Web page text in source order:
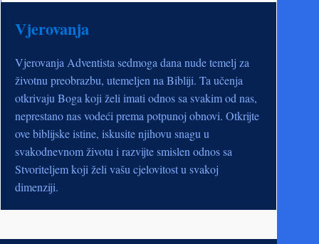
Vjerovanja
Vjerovanja Adventista sedmoga dana nude temelj za
životnu preobrazbu, utemeljen na Bibliji. Ta učenja
otkrivaju Boga koji želi imati odnos sa svakim od nas,
neprestano nas vodeći prema potpunoj obnovi. Otkrijte
ove biblijske istine, iskusite njihovu snagu u
svakodnevnom životu i razvijte smislen odnos sa
Stvoriteljem koji želi vašu cjelovitost u svakoj
dimenziji.